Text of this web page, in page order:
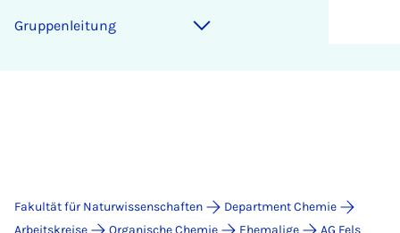
Grup­pen­lei­tung
Fakultät für Naturwissenschaften
Department Chemie
Arbeitskreise
Organische Chemie Ehemalige AG Fels